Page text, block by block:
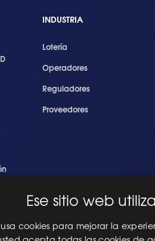
INDUSTRIA
Lotería
Operadores
Reguladores
Proveedores
Ese sitio web
usa cookies para mejorar la